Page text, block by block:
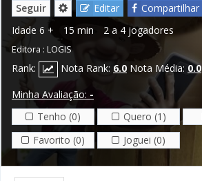
Seguir Editar
Compartilhar
Idade 6 + 15 min 2 a 4 jogadores
Editora : LOGIS
Rank: Nota Rank: 6.0 Nota Média: 0.0
Minha Avaliação: -
Tenho (0)
Quero (1)
Favorito (0)
Joguei (0)